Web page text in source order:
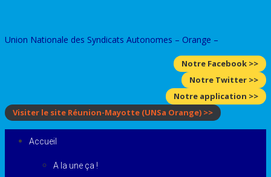
content
Union Nationale des Syndicats Autonomes – Orange –
Notre Facebook >>
Notre Twitter >>
Notre application >>
Visiter le site Réunion-Mayotte (UNSa Orange) >>
Accueil
A la une ça !